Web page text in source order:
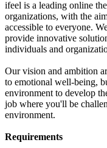
ifeel is a leading online
organizations, with the
accessible to everyone.
provide innovative
individuals and
Our vision and ambition
to emotional well-being,
environment to develop
job where you'll be
environment.
Requirements